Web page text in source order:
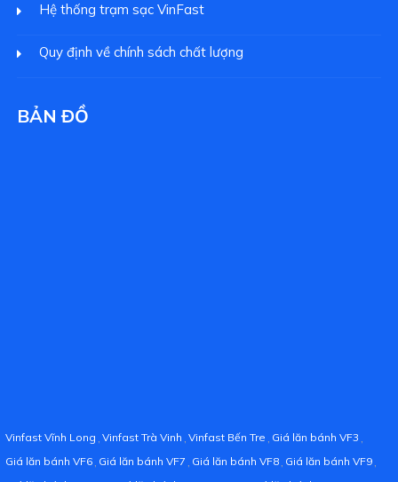
Hệ thống trạm sạc VinFast
Quy định về chính sách chất lượng
BẢN ĐỒ
Vinfast Vĩnh Long , Vinfast Trà Vinh , Vinfast Bến Tre , Giá lăn bánh VF3 ,
Giá lăn bánh VF6 , Giá lăn bánh VF7 , Giá lăn bánh VF8 , Giá lăn bánh VF9 ,